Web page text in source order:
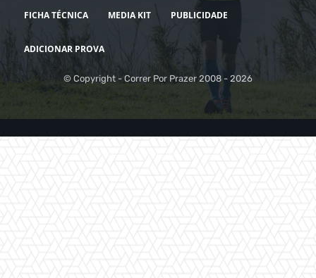
FICHA TÉCNICA MEDIA KIT PUBLICIDADE
ADICIONAR PROVA
© Copyright - Correr Por Prazer 2008 - 2026